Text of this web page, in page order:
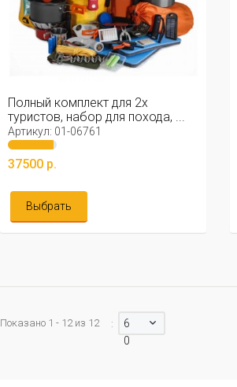
Полный комплект для 2х
туристов, набор для похода, ...
Артикул: 01-06761
37500 р.
Выбрать
Показано 1 - 12 из 12 :
6
0